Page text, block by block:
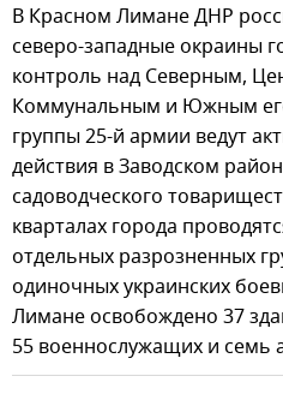
В Красном Лимане ДНР
северо-западные окраины
контроль над Северным,
Коммунальным и Южным
группы 25-й армии ведут
действия в Заводском
садоводческого
кварталах города
отдельных разрозненных
одиночных украинских
Лимане освобождено 37
55 военнослужащих и семь